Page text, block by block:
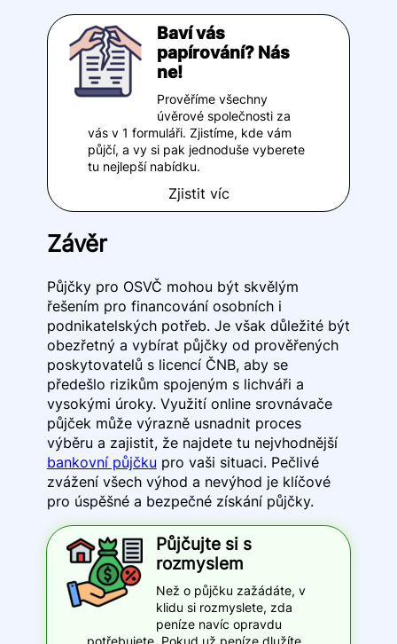
Baví vás
papírování? Nás
ne!
Prověříme všechny
úvěrové společnosti za
vás v 1 formuláři. Zjistíme, kde vám
půjčí, a vy si pak jednoduše vyberete
tu nejlepší nabídku.
Zjistit víc
Závěr
Půjčky pro OSVČ mohou být skvělým
řešením pro financování osobních i
podnikatelských potřeb. Je však důležité být
obezřetný a vybírat půjčky od prověřených
poskytovatelů s licencí ČNB, aby se
předešlo rizikům spojeným s lichváři a
vysokými úroky. Využití online srovnávače
půjček může výrazně usnadnit proces
výběru a zajistit, že najdete tu nejvhodnější
bankovní půjčku pro vaši situaci. Pečlivé
zvážení všech výhod a nevýhod je klíčové
pro úspěšné a bezpečné získání půjčky.
Půjčujte si s
rozmyslem
Než o půjčku zažádáte, v
klidu si rozmyslete, zda
peníze navíc opravdu
potřebujete. Pokud už peníze dlužíte